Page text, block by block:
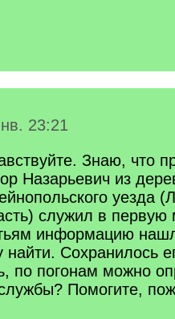
23:21
Знаю, что
Назарьевич из
уезда
служил в
информацию
найти. Сохранилось
по погонам можно
Помогите,